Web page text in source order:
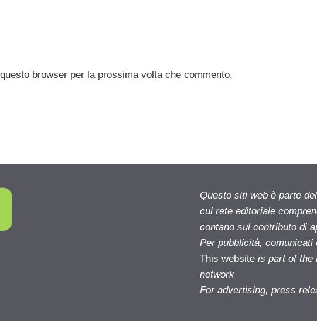
browser per la prossima volta che commento.
Questo siti web è parte
cui rete editoriale
contano sul contributo di
Per pubblicità, comunicati
This website is part of the
network
For advertising, press